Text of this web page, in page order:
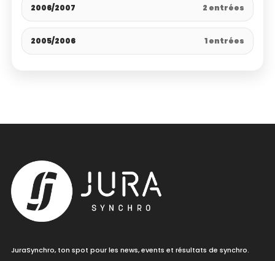
2006/2007 2 entrées
2005/2006 1 entrées
JuraSynchro, ton spot pour les news, events et résultats de synchro.